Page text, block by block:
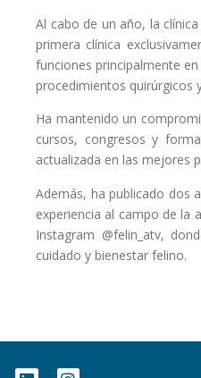
Al cabo de un año, la
primera clínica
funciones principalmente
procedimientos quirúrgicos
Ha mantenido un
cursos, congresos y
actualizada en las mejores
Además, ha publicado dos
experiencia al campo de la
Instagram @felin_atv,
cuidado y bienestar felino.